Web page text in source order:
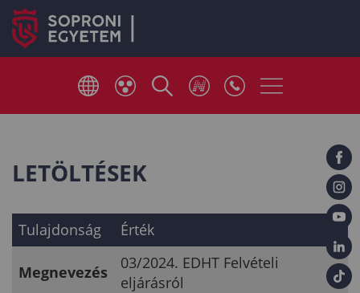
LETÖLTÉSEK
Tulajdonság Érték
Megnevezés
03/2024. EDHT Felvételi
eljárásról